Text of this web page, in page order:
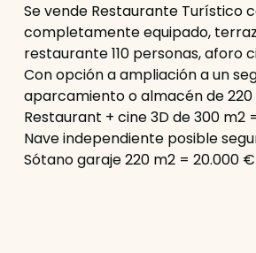
Se vende Restaurante Turístico
completamente equipado,
restaurante 110 personas, aforo
Con opción a ampliación a un
aparcamiento o almacén de 220
Restaurant + cine 3D de 300 m2
Nave independiente posible
Sótano garaje 220 m2 = 20.000 €